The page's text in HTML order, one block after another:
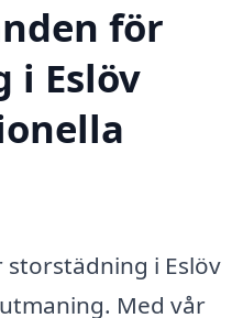
för
i Eslöv
i Eslöv
Med vår